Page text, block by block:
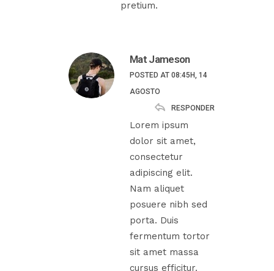
pretium.
Mat Jameson
POSTED AT 08:45H, 14
AGOSTO
RESPONDER
Lorem ipsum
dolor sit amet,
consectetur
adipiscing elit.
Nam aliquet
posuere nibh sed
porta. Duis
fermentum tortor
sit amet massa
cursus efficitur.